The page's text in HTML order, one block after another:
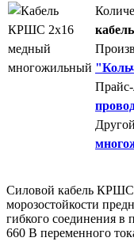
Прайс-
Силовой кабель КРШС
морозостойкости
гибкого соединения в
660 В переменного